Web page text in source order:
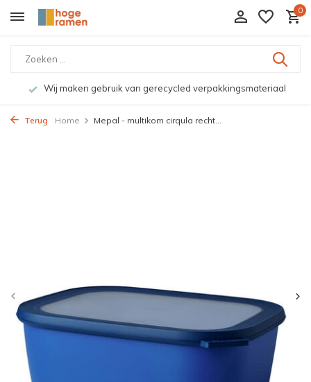
0
Wij maken gebruik van gerecycled verpakkingsmateriaal
Terug Home Mepal - multikom cirqula recht...